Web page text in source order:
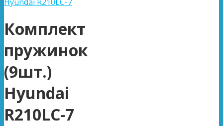
Комплект
пружинок
(9шт.)
Hyundai
R210LC-7